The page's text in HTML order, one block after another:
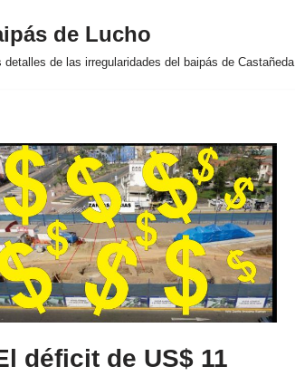
de Lucho
detalles de las irregularidades del baipás de Castañeda
déficit de US$ 11